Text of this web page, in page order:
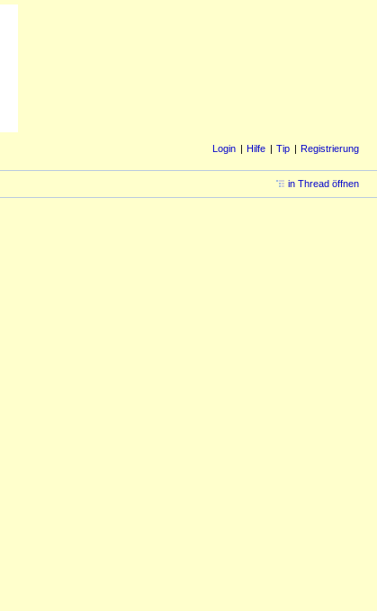
Login Hilfe Tip Registrierung
in Thread öffnen